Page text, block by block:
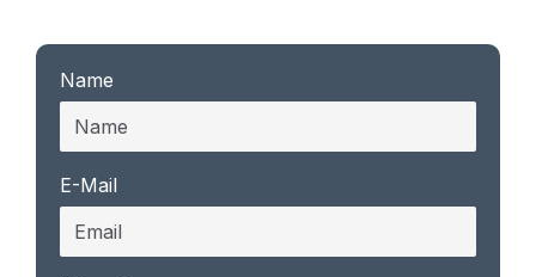
Name
E-Mail